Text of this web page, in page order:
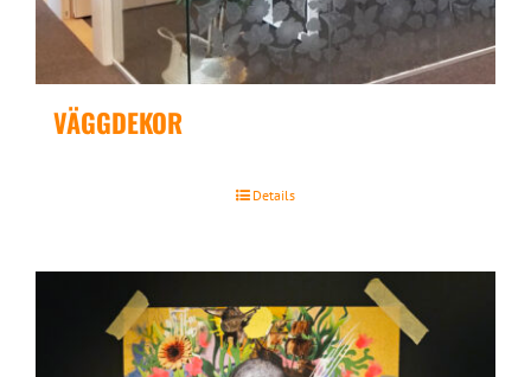
VÄGGDEKOR
Details